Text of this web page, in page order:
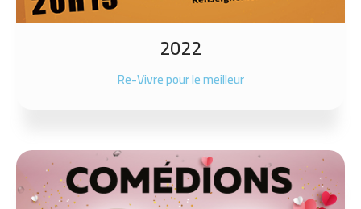
2022
Re-Vivre pour le meilleur